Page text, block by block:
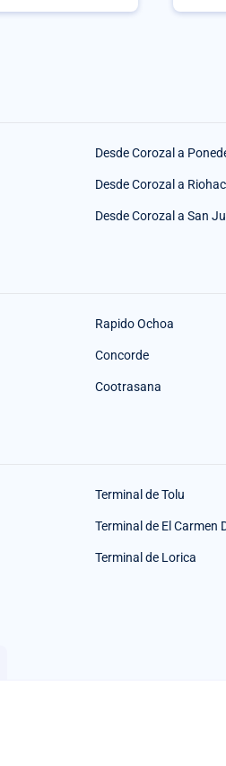
Desde Corozal a
Desde Corozal a
Desde Corozal a San
Rapido Ochoa
Concorde
Cootrasana
Terminal de Tolu
Terminal de El Carmen
Terminal de Lorica